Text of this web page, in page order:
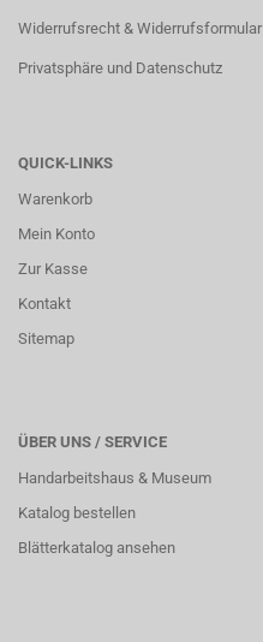
Widerrufsrecht & Widerrufsformular
Privatsphäre und Datenschutz
QUICK-LINKS
Warenkorb
Mein Konto
Zur Kasse
Kontakt
Sitemap
ÜBER UNS / SERVICE
Handarbeitshaus & Museum
Katalog bestellen
Blätterkatalog ansehen